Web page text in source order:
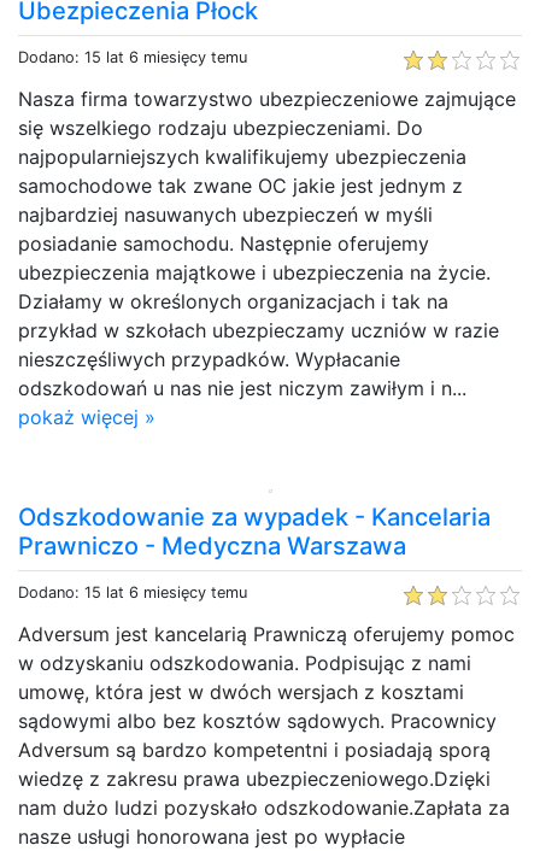
Ubezpieczenia Płock
Dodano: 15 lat 6 miesięcy temu
Nasza firma towarzystwo ubezpieczeniowe zajmujące
się wszelkiego rodzaju ubezpieczeniami. Do
najpopularniejszych kwalifikujemy ubezpieczenia
samochodowe tak zwane OC jakie jest jednym z
najbardziej nasuwanych ubezpieczeń w myśli
posiadanie samochodu. Następnie oferujemy
ubezpieczenia majątkowe i ubezpieczenia na życie.
Działamy w określonych organizacjach i tak na
przykład w szkołach ubezpieczamy uczniów w razie
nieszczęśliwych przypadków. Wypłacanie
odszkodowań u nas nie jest niczym zawiłym i n...
pokaż więcej »
Odszkodowanie za wypadek - Kancelaria
Prawniczo - Medyczna Warszawa
Dodano: 15 lat 6 miesięcy temu
Adversum jest kancelarią Prawniczą oferujemy pomoc
w odzyskaniu odszkodowania. Podpisując z nami
umowę, która jest w dwóch wersjach z kosztami
sądowymi albo bez kosztów sądowych. Pracownicy
Adversum są bardzo kompetentni i posiadają sporą
wiedzę z zakresu prawa ubezpieczeniowego.Dzięki
nam dużo ludzi pozyskało odszkodowanie.Zapłata za
nasze usługi honorowana jest po wypłacie